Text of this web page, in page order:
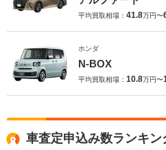
平均買取相場： 41.8万円〜
ホンダ
N-BOX
平均買取相場： 10.8万円〜
車査定申込み数ランキン